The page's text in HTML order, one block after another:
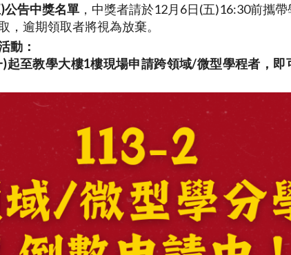
公告中獎名單，中獎者請於12月6日(五)16:30前攜
，逾期領取者將視為放棄。
動：
起至教學大樓1樓現場申請跨領域/微型學程者，即